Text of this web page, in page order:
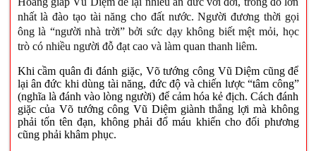
nhất là đào tạo tài năng cho đất nước. Người đương thời gọi
ông là “người nhà trời” bởi sức dạy không biết mệt mỏi, học
trò có nhiều người đỗ đạt cao và làm quan thanh liêm.
Khi cầm quân đi đánh giặc, Võ tướng công Vũ Diệm cũng để
lại ân đức khi dùng tài năng, đức độ và chiến lược “tâm công”
(nghĩa là đánh vào lòng người) để cảm hóa kẻ địch. Cách đánh
giặc của Võ tướng công Vũ Diệm giành thắng lợi mà không
phải tốn tên đạn, không phải đổ máu khiến cho đối phương
cũng phải khâm phục.